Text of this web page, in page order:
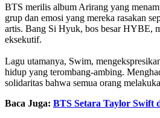
BTS merilis album Arirang yang
grup dan emosi yang mereka rasakan
artis. Bang Si Hyuk, bos besar HYBE,
eksekutif.
Lagu utamanya, Swim,
hidup yang terombang-ambing.
solidaritas bahwa semua orang
Baca Juga: BTS Setara Taylor Swift